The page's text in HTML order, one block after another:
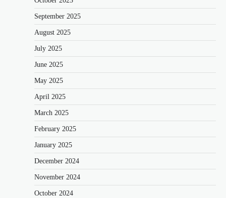
September 2025
August 2025
July 2025
June 2025
May 2025
April 2025
March 2025
February 2025
January 2025
December 2024
November 2024
October 2024